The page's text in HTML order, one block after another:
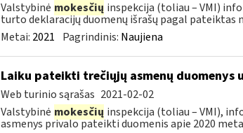
Valstybinė mokesčių inspekcija (toliau – VMI)
turto deklaracijų duomenų išrašų pagal pateiktas
Metai: 2021 Pagrindinis: Naujiena
Laiku pateikti trečiųjų asmenų
Web turinio sąrašas 2021-02-02
Valstybinė mokesčių inspekcija (toliau – VMI),
asmenys privalo pateikti duomenis apie 2020